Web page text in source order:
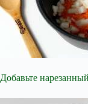
Добавьте